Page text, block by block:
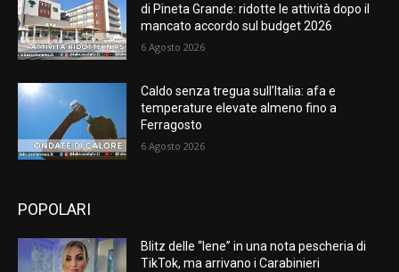
di Pineta Grande: ridotte le attività dopo il
mancato accordo sul budget 2026
6 Agosto 2026
Caldo senza tregua sull’Italia: afa e
temperature elevate almeno fino a
Ferragosto
6 Agosto 2026
POPOLARI
Blitz delle “Iene” in una nota pescheria di
TikTok, ma arrivano i Carabinieri